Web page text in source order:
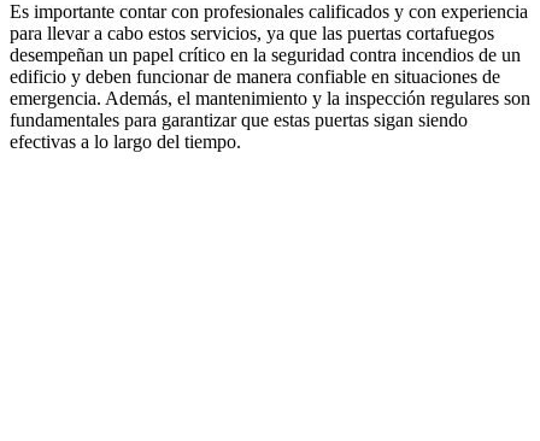
Es importante contar con profesionales calificados y con experiencia
para llevar a cabo estos servicios, ya que las puertas cortafuegos
desempeñan un papel crítico en la seguridad contra incendios de un
edificio y deben funcionar de manera confiable en situaciones de
emergencia. Además, el mantenimiento y la inspección regulares son
fundamentales para garantizar que estas puertas sigan siendo
efectivas a lo largo del tiempo.